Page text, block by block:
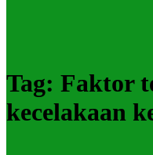
Tag: Faktor
kecelakaan